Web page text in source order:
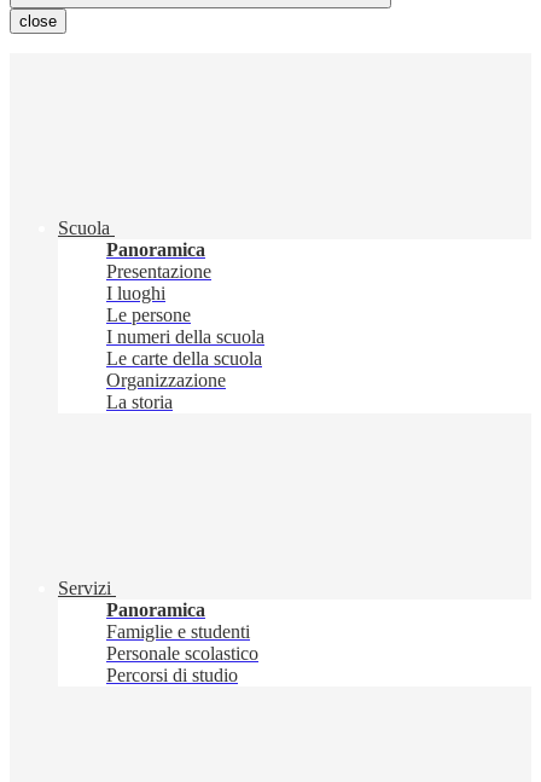
close
Scuola
Panoramica
Presentazione
I luoghi
Le persone
I numeri della scuola
Le carte della scuola
Organizzazione
La storia
Servizi
Panoramica
Famiglie e studenti
Personale scolastico
Percorsi di studio